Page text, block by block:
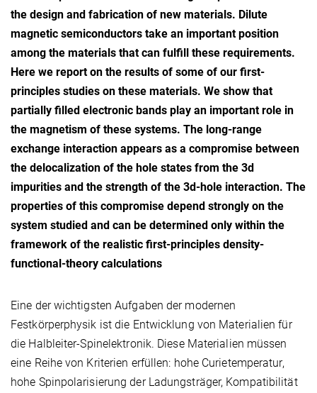
the design and fabrication of new materials. Dilute
magnetic semiconductors take an important position
among the materials that can fulfill these requirements.
Here we report on the results of some of our first-
principles studies on these materials. We show that
partially filled electronic bands play an important role in
the magnetism of these systems. The long-range
exchange interaction appears as a compromise between
the delocalization of the hole states from the 3d
impurities and the strength of the 3d-hole interaction. The
properties of this compromise depend strongly on the
system studied and can be determined only within the
framework of the realistic first-principles density-
functional-theory calculations
Eine der wichtigsten Aufgaben der modernen
Festkörperphysik ist die Entwicklung von Materialien für
die Halbleiter-Spinelektronik. Diese Materialien müssen
eine Reihe von Kriterien erfüllen: hohe Curietemperatur,
hohe Spinpolarisierung der Ladungsträger, Kompatibilität